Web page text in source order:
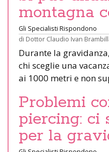
montagna
Gli Specialisti Rispondono
di Dottor Claudio Ivan
Durante la
chi sceglie una
ai 1000 metri e non
Problemi
piercing: ci
per la